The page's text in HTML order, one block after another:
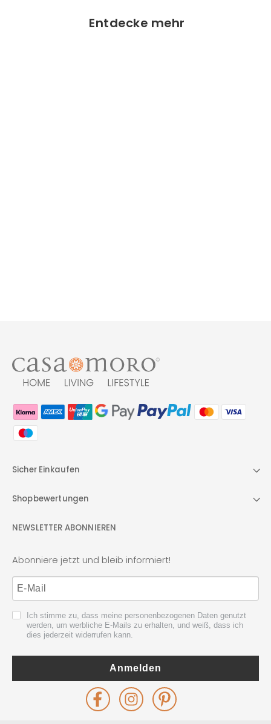
Entdecke mehr
Sicher Einkaufen
Shopbewertungen
NEWSLETTER ABONNIEREN
Abonniere jetzt und bleib informiert!
Ich stimme zu, dass meine personenbezogenen Daten genutzt
werden, um werbliche E-Mails zu erhalten, und weiß, dass ich
dies jederzeit widerrufen kann.
Anmelden
FacebookInstagramPinterest